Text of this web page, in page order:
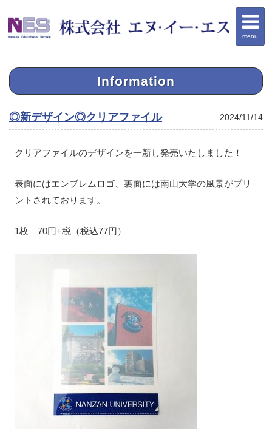
menu
Information
◎新デザイン◎クリアファイル 2024/11/14
クリアファイルのデザインを一新し発売いたしました！
表面にはエンブレムロゴ、裏面には南山大学の風景がプリ
ントされております。
1枚 70円+税（税込77円）